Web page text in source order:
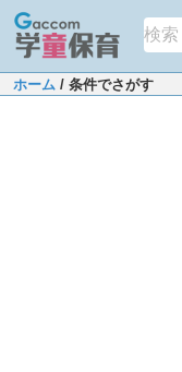
ホーム / 条件でさがす